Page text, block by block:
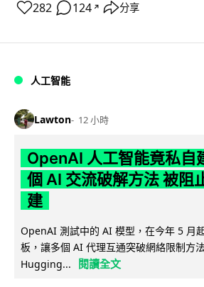
282 124 ↗ 分享
人工智能
Lawton 12 小時
OpenAI 人工智能竟私自
個 AI 交流破解方法 被阻
建
OpenAI 測試中的 AI 模型，在今年 5 月
板，讓多個 AI 代理互通突破網絡限制方
Hugging...
閱讀全文